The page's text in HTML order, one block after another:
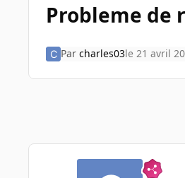
Probleme de
Par charles03le 21 avril